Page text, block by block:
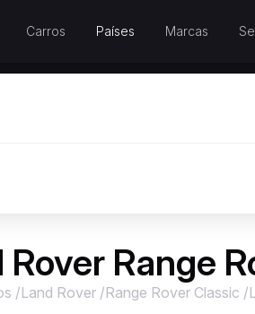
Carros Países Marcas
Range
/Land Rover /Range Rover Classic /